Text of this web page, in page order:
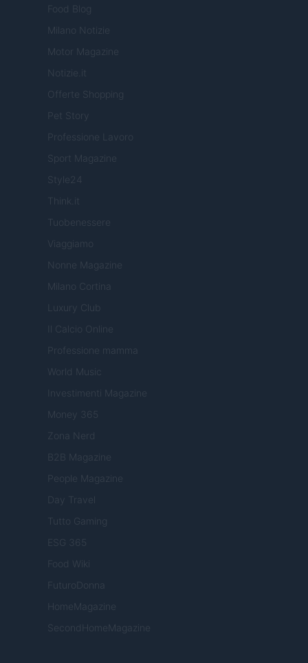
Food Blog
Milano Notizie
Motor Magazine
Notizie.it
Offerte Shopping
Pet Story
Professione Lavoro
Sport Magazine
Style24
Think.it
Tuobenessere
Viaggiamo
Nonne Magazine
Milano Cortina
Luxury Club
Il Calcio Online
Professione mamma
World Music
Investimenti Magazine
Money 365
Zona Nerd
B2B Magazine
People Magazine
Day Travel
Tutto Gaming
ESG 365
Food Wiki
FuturoDonna
HomeMagazine
SecondHomeMagazine